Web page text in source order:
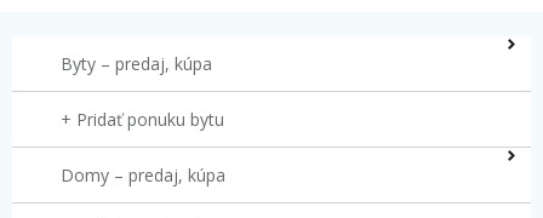
Byty – predaj, kúpa
+ Pridať ponuku bytu
Domy – predaj, kúpa